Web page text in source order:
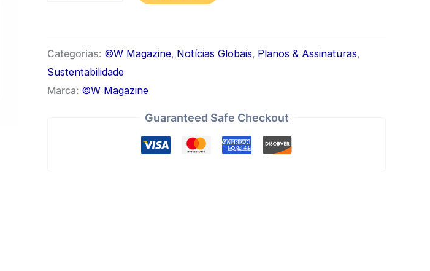
10,00 €.3,90 €.
©W
Magazine
–
Categorias: ©️W Magazine, Notícias Globais, Planos & Assinaturas,
Sustentabilidade
Marca: ©W Magazine
Guaranteed Safe Checkout